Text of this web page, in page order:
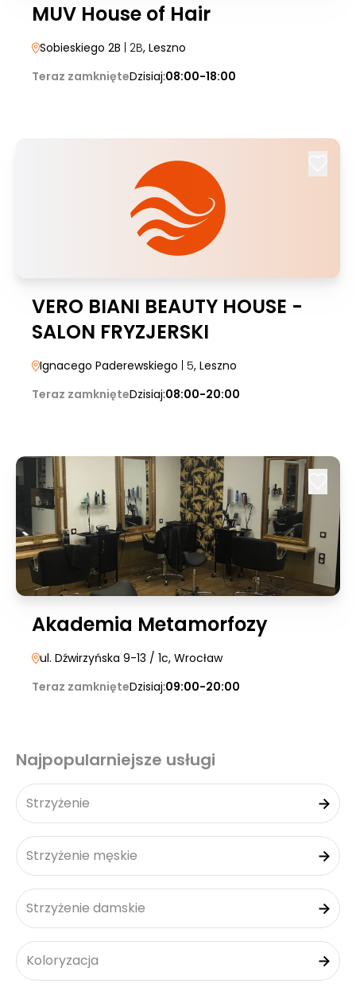
MUV House of Hair
Sobieskiego 2B | 2B, Leszno
Teraz zamknięteDzisiaj:08:00-18:00
VERO BIANI BEAUTY HOUSE -
SALON FRYZJERSKI
Ignacego Paderewskiego | 5, Leszno
Teraz zamknięteDzisiaj:08:00-20:00
Akademia Metamorfozy
ul. Dźwirzyńska 9-13 / 1c, Wrocław
Teraz zamknięteDzisiaj:09:00-20:00
Najpopularniejsze usługi
Strzyżenie
Strzyżenie męskie
Strzyżenie damskie
Koloryzacja